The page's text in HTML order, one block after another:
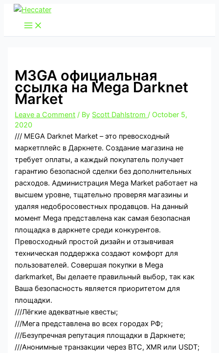
Skip
content
M3GA официальная
ссылка на Mega Darknet
Market
Leave a Comment / By Scott Dahlstrom/ October 5,
2020
/// MEGA Darknet Market – это превосходный
маркетплейс в Даркнете. Создание магазина не
требует оплаты, а каждый покупатель получает
гарантию безопасной сделки без дополнительных
расходов. Администрация Mega Market работает на
высшем уровне, тщательно проверяя магазины и
удаляя недобросовестных продавцов. На данный
момент Mega представлена как самая безопасная
площадка в даркнете среди конкурентов.
Превосходный простой дизайн и отзывчивая
техническая поддержка создают комфорт для
пользователей. Совершая покупки в Mega
darkmarket, Вы делаете правильный выбор, так как
Ваша безопасность является приоритетом для
площадки.
///Лёгкие адекватные квесты;
///Мега представлена во всех городах РФ;
///Безупречная репутация площадки в Даркнете;
///Анонимные транзакции через BTC, XMR или USDT;